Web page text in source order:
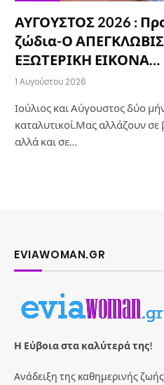
ΑΥΓΟΥΣΤΟΣ 2026 :
ζώδια-Ο
ΕΞΩΤΕΡΙΚΗ ΕΙΚΟΝΑ…
1 Αυγούστου 2026
Ιούλιος και Αύγουστος δύο
καταλυτικοί.Μας αλλάζουν
αλλά και σε…
EVIAWOMAN.GR
Η Εύβοια στα καλύτερά της!
Ανάδειξη της καθημερινής